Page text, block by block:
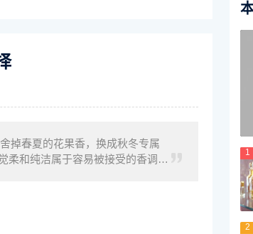
掉春夏的花果香，换成秋冬专属
柔和纯洁属于容易被接受的香调。
1
2